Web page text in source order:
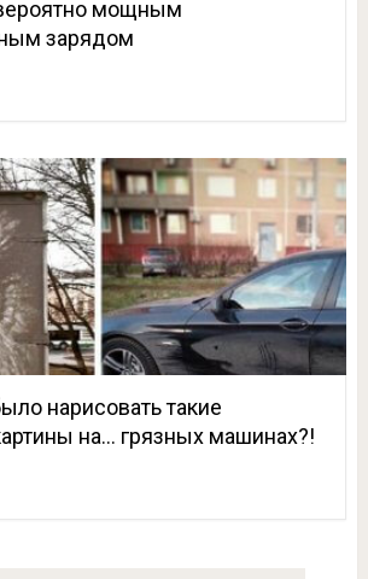
мощным
зарядом
нарисовать такие
на… грязных машинах?!